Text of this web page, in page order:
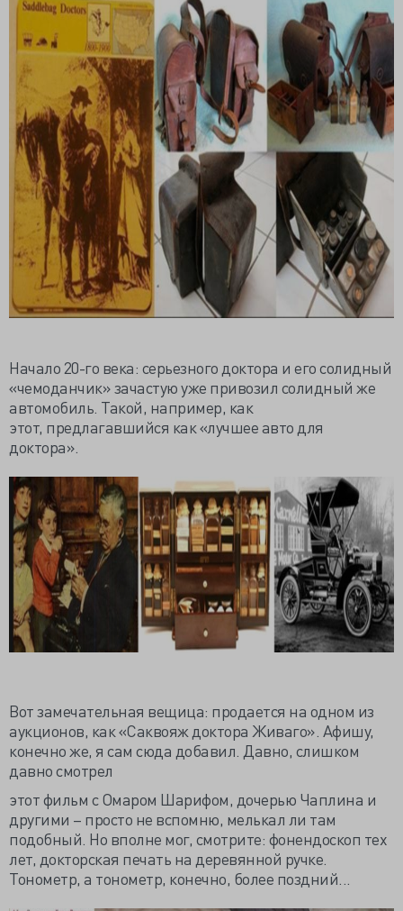
Начало 20-го века: серьезного доктора и его солидный
«чемоданчик» зачастую уже привозил солидный же
автомобиль. Такой, например, как
этот, предлагавшийся как «лучшее авто для
доктора».
Вот замечательная вещица: продается на одном из
аукционов, как «Саквояж доктора Живаго». Афишу,
конечно же, я сам сюда добавил. Давно, слишком
давно смотрел
этот фильм с Омаром Шарифом, дочерью Чаплина и
другими – просто не вспомню, мелькал ли там
подобный. Но вполне мог, смотрите: фонендоскоп тех
лет, докторская печать на деревянной ручке.
Тонометр, а тонометр, конечно, более поздний...